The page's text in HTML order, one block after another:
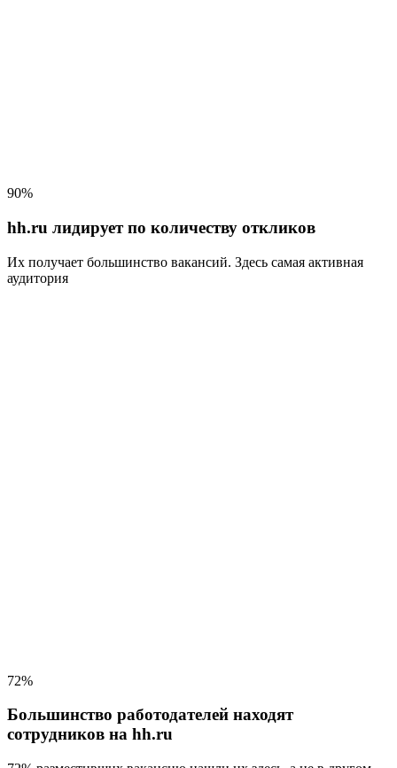
90%
hh.ru лидирует по количеству откликов
Их получает большинство вакансий. Здесь самая активная
аудитория
72%
Большинство работодателей находят
сотрудников на hh.ru